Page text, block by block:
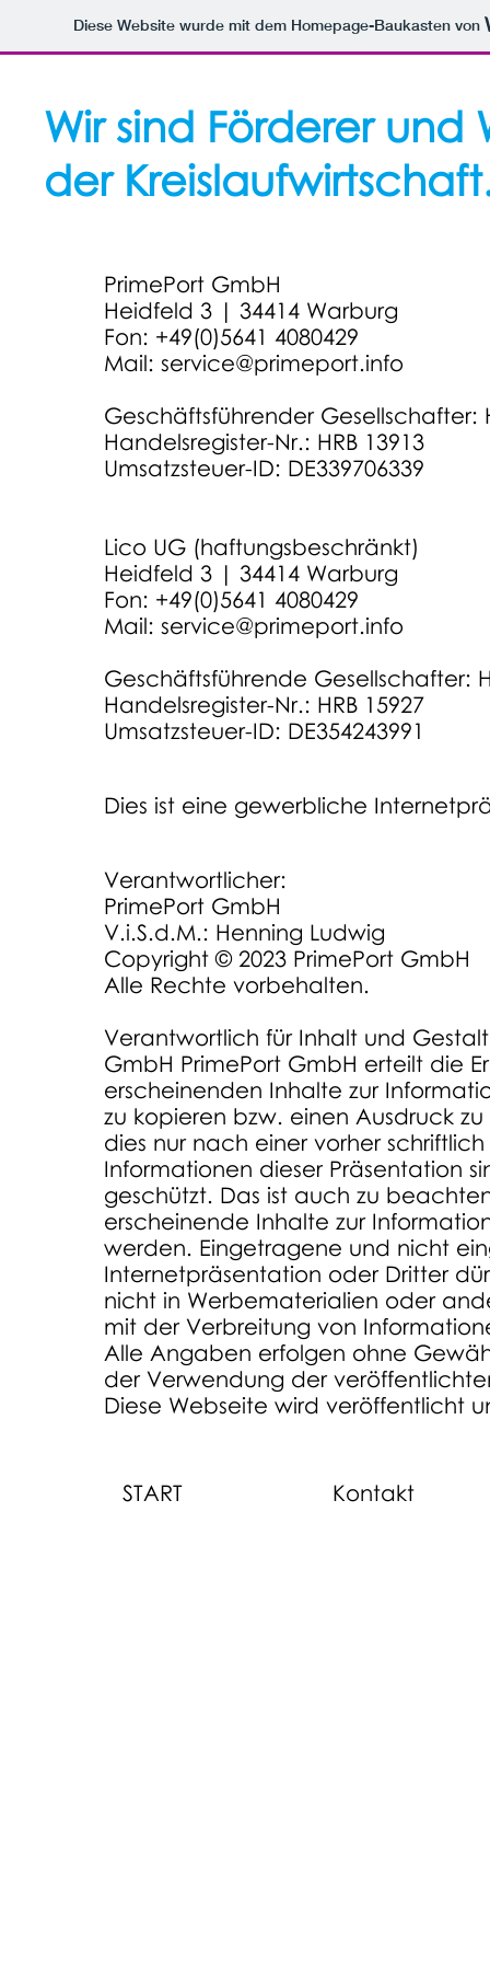
Diese Website wurde mit dem Homepage-Baukasten von
Wir sind Förderer und
der
PrimePort GmbH
Heidfeld 3 | 34414 Warburg
Fon: +49(0)5641 4080429
Mail: service@primeport.info
​Geschäftsführender Gesellschafter:
​Handelsregister-Nr.: HRB 13913
Umsatzsteuer-ID: DE339706339
Lico UG (haftungsbeschränkt)
Heidfeld 3 | 34414 Warburg
Fon: +49(0)5641 4080429
Mail: service@primeport.info
Geschäftsführende Gesellschafter:
​Handelsregister-Nr.: HRB 15927
Umsatzsteuer-ID: DE354243991
​Dies ist eine gewerbliche
Verantwortlicher:
PrimePort GmbH
V.i.S.d.M.: Henning Ludwig
Copyright © 2023 PrimePort GmbH
Alle Rechte vorbehalten.
Verantwortlich für Inhalt und
GmbH PrimePort GmbH erteilt die
erscheinenden Inhalte zur
zu kopieren bzw. einen Ausdruck
dies nur nach einer vorher
Informationen dieser Präsentation
geschützt. Das ist auch zu
erscheinende Inhalte zur
werden. Eingetragene und nicht
Internetpräsentation oder Dritter
nicht in Werbematerialien oder
mit der Verbreitung von
Alle Angaben erfolgen ohne
der Verwendung der
Diese Webseite wird veröffentlicht
START Kontakt